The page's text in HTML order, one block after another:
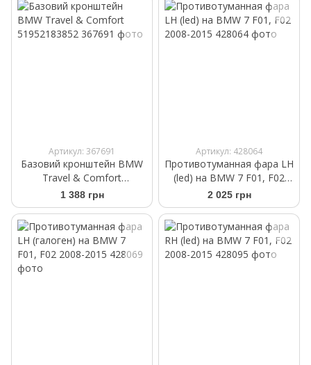
Артикул: 367691
Базовий кронштейн BMW
Travel & Comfort
51952183852
1 388 грн
Артикул: 428064
Противотуманная фара LH
(led) на BMW 7 F01, F02
2008-2015
2 025 грн